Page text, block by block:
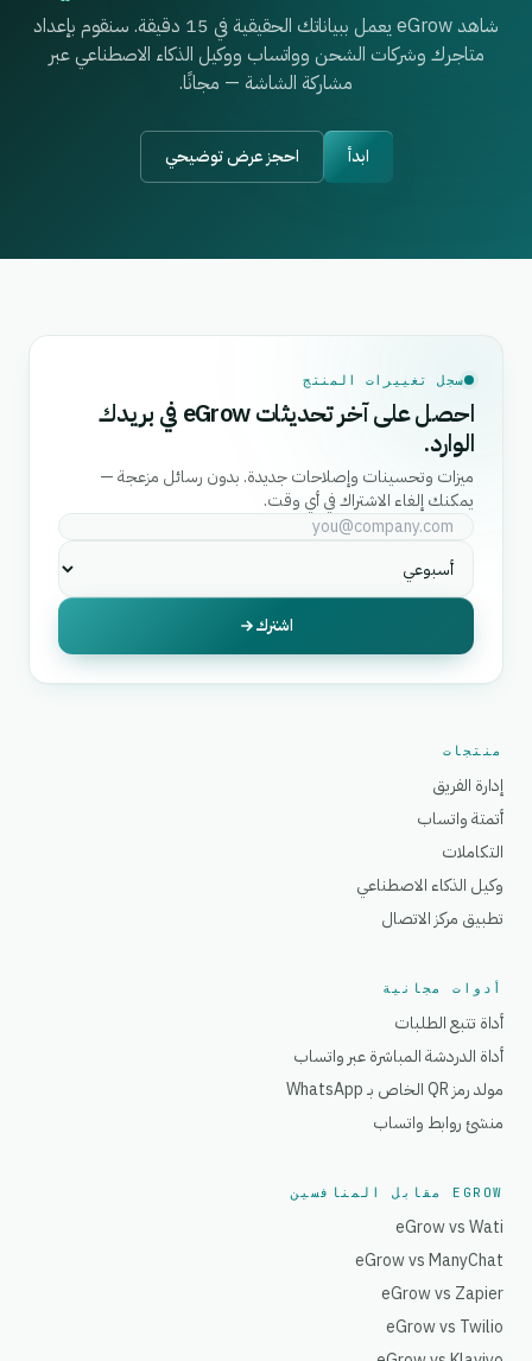
شاهد eGrow يعمل ببياناتك الحقيقية في 15 دقيقة. سنقوم بإعداد
متاجرك وشركات الشحن وواتساب ووكيل الذكاء الاصطناعي عبر
مشاركة الشاشة — مجانًا.
ابدأ احجز عرض توضيحي
سجل تغييرات المنتج
احصل على آخر تحديثات eGrow في بريدك
الوارد.
ميزات وتحسينات وإصلاحات جديدة. بدون رسائل مزعجة —
يمكنك إلغاء الاشتراك في أي وقت.
اشترك
منتجات
إدارة الفريق
أتمتة واتساب
التكاملات
وكيل الذكاء الاصطناعي
تطبيق مركز الاتصال
أدوات مجانية
أداة تتبع الطلبات
أداة الدردشة المباشرة عبر واتساب
مولد رمز QR الخاص بـ WhatsApp
منشئ روابط واتساب
EGROW مقابل المنافسين
eGrow vs Wati
eGrow vs ManyChat
eGrow vs Zapier
eGrow vs Twilio